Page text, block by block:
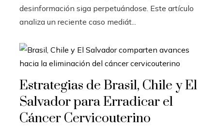
desinformación siga perpetuándose. Este artículo
analiza un reciente caso mediát...
Estrategias de Brasil, Chile y El
Salvador para Erradicar el
Cáncer Cervicouterino